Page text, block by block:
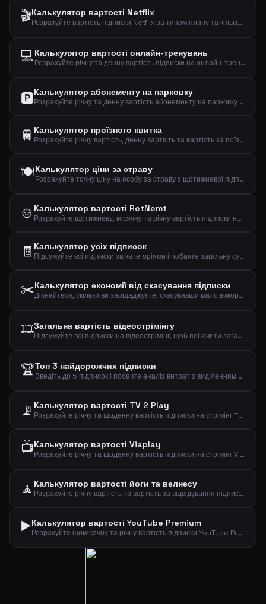
🎬Калькулятор вартості Netflix
Розрахуйте вартість підписки Netflix за типом плану та кількістю користувачів, щоб знайти свої місячні, річні та денні витрати.
💻Калькулятор вартості онлайн-тренувань
Розрахуйте річну та денну вартість підписки на онлайн-тренування.
🅿️Калькулятор абонементу на парковку
Розрахуйте річну та денну вартість абонементу на парковку і подивіться, чи вигідний він.
🚆 Калькулятор проїзного квитка
Розрахуйте річну вартість, денну вартість та вартість за поїздку вашого проїзного.
🍽️Калькулятор ціни за страву
Розрахуйте точну ціну на особу за страву з щотижневої підписки на набір їжі.
🍲 Калькулятор вартості RetNemt
Розрахуйте щотижневу, місячну та річну вартість підписки на набір їжі RetNemt.
🧾 Калькулятор усіх підписок
Підсумуйте всі підписки за категоріями і побачте загальну суму, яку витрачаєте щомісяця, щороку та щодня.
✂️Калькулятор економії від скасування підписки
Дізнайтеся, скільки ви заощаджуєте, скасувавши мало використовувану підписку, та побачте реальну вартість за фактичне використання.
🎞️Загальна вартість відеострімінгу
Підсумуйте всі підписки на відеострімінг, щоб побачити загальну місячну, річну та щоденну вартість.
🏆Топ 3 найдорожчих підписки
Введіть до 5 підписок і побачте аналіз витрат з виділенням найдорожчих.
📡 Калькулятор вартості TV 2 Play
Розрахуйте річну та щоденну вартість підписки на стрімінг TV 2 Play.
📺Калькулятор вартості Viaplay
Розрахуйте річну та щоденну вартість підписки на стрімінг Viaplay.
🧘 Калькулятор вартості йоги та велнесу
Розрахуйте річну вартість та вартість за відвідування підписки на йогу або велнес.
▶️Калькулятор вартості YouTube Premium
Розрахуйте щомісячну та річну вартість підписки YouTube Premium за типом плану.